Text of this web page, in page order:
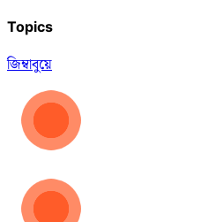
Topics
জিম্বাবুয়ে